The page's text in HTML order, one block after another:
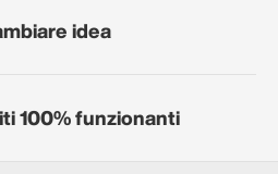
idea
100% funzionanti